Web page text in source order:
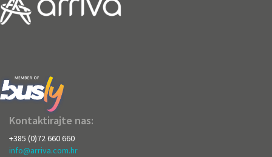
Kontaktirajte nas:
+385 (0)72 660 660
info@arriva.com.hr